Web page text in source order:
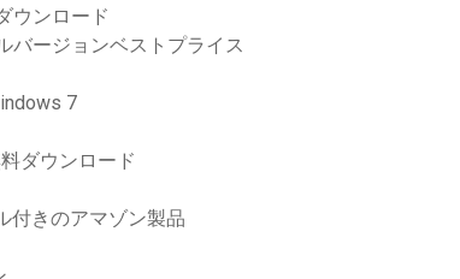
ウンロード
バージョンベストプライス
7
ダウンロード
付きのアマゾン製品